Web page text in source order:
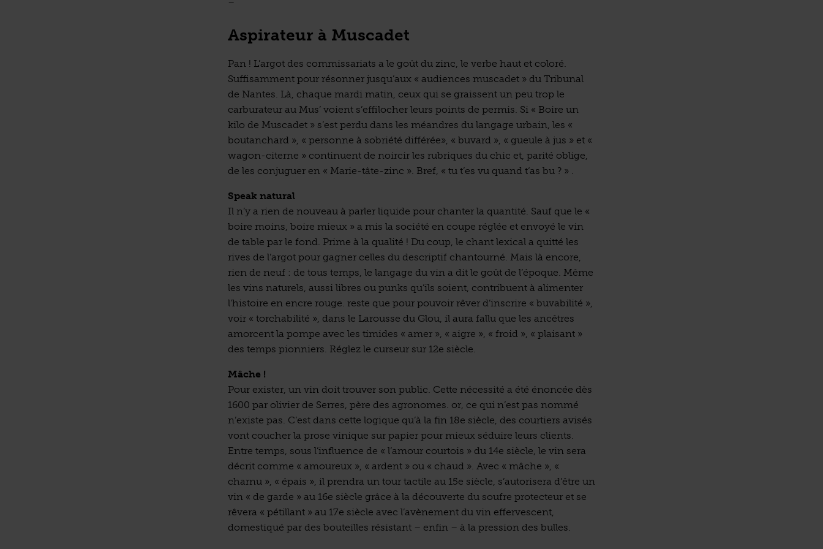
Aspirateur à Muscadet
Pan ! L’argot des commissariats a le goût du zinc, le verbe haut et coloré.
Suffisamment pour résonner jusqu’aux « audiences muscadet » du Tribunal
de Nantes. Là, chaque mardi matin, ceux qui se graissent un peu trop le
carburateur au Mus’ voient s’effilocher leurs points de permis. Si « Boire un
kilo de Muscadet » s’est perdu dans les méandres du langage urbain, les «
boutanchard », « personne à sobriété différée», « buvard », « gueule à jus » et «
wagon-citerne » continuent de noircir les rubriques du chic et, parité oblige,
de les conjuguer en « Marie-tâte-zinc ». Bref, « tu t’es vu quand t‘as bu ? » .
Speak natural
Il n’y a rien de nouveau à parler liquide pour chanter la quantité. Sauf que le «
boire moins, boire mieux » a mis la société en coupe réglée et envoyé le vin
de table par le fond. Prime à la qualité ! Du coup, le chant lexical a quitté les
rives de l’argot pour gagner celles du descriptif chantourné. Mais là encore,
rien de neuf : de tous temps, le langage du vin a dit le goût de l’époque. Même
les vins naturels, aussi libres ou punks qu’ils soient, contribuent à alimenter
l’histoire en encre rouge. reste que pour pouvoir rêver d’inscrire « buvabilité »,
voir « torchabilité », dans le Larousse du Glou, il aura fallu que les ancêtres
amorcent la pompe avec les timides « amer », « aigre », « froid », « plaisant »
des temps pionniers. Réglez le curseur sur 12e siècle.
Mâche !
Pour exister, un vin doit trouver son public. Cette nécessité a été énoncée dès
1600 par olivier de Serres, père des agronomes. or, ce qui n’est pas nommé
n’existe pas. C’est dans cette logique qu’à la fin 18e siècle, des courtiers avisés
vont coucher la prose vinique sur papier pour mieux séduire leurs clients.
Entre temps, sous l’influence de « l’amour courtois » du 14e siècle, le vin sera
décrit comme « amoureux », « ardent » ou « chaud ». Avec « mâche », «
charnu », « épais », il prendra un tour tactile au 15e siècle, s’autorisera d’être un
vin « de garde » au 16e siècle grâce à la découverte du soufre protecteur et se
rêvera « pétillant » au 17e siècle avec l’avènement du vin effervescent,
domestiqué par des bouteilles résistant – enfin – à la pression des bulles.